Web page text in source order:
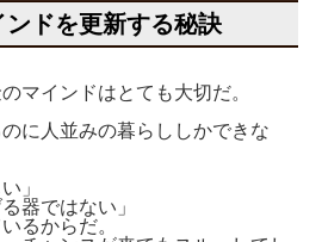
ンドを更新する秘訣
マインドはとても大切だ。
のに人並みの暮らししかできな
」
器ではない」
るからだ。